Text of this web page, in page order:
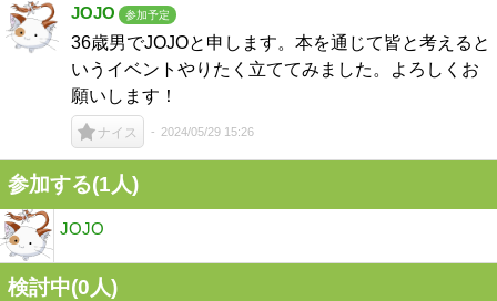
JOJO 参加予定
36歳男でJOJOと申します。本を通じて皆と考えると
いうイベントやりたく立ててみました。よろしくお
願いします！
ナイス 2024/05/29 15:26
参加する(1人)
JOJO
検討中(0人)